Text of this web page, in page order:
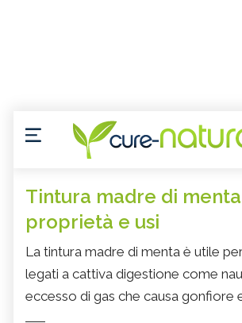
Tintura madre di
proprietà e usi
La tintura madre di menta è utile
legati a cattiva digestione come
eccesso di gas che causa gonfiore